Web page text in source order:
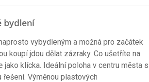
bydlení
vybydleným a možná pro začátek
koupí jdou dělat zázraky. Co ušetříte na
klícka. Ideální poloha v centru města s
Výměnou plastových